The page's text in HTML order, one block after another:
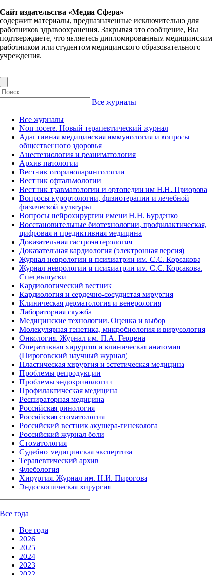
Сайт издательства «Медиа Сфера»
содержит материалы, предназначенные исключительно для
работников здравоохранения. Закрывая это сообщение, Вы
подтверждаете, что являетесь дипломированным медицинским
работником или студентом медицинского образовательного
учреждения.
Все журналы
Все журналы
Non nocere. Новый терапевтический журнал
Адаптивная медицинская иммунология и вопросы
общественного здоровья
Анестезиология и реаниматология
Архив патологии
Вестник оториноларингологии
Вестник офтальмологии
Вестник травматологии и ортопедии им Н.Н. Приорова
Вопросы курортологии, физиотерапии и лечебной
физической культуры
Вопросы нейрохирургии имени Н.Н. Бурденко
Восстановительные биотехнологии, профилактическая,
цифровая и предиктивная медицина
Доказательная гастроэнтерология
Доказательная кардиология (электронная версия)
Журнал неврологии и психиатрии им. С.С. Корсакова
Журнал неврологии и психиатрии им. С.С. Корсакова.
Спецвыпуски
Кардиологический вестник
Кардиология и сердечно-сосудистая хирургия
Клиническая дерматология и венерология
Лабораторная служба
Медицинские технологии. Оценка и выбор
Молекулярная генетика, микробиология и вирусология
Онкология. Журнал им. П.А. Герцена
Оперативная хирургия и клиническая анатомия
(Пироговский научный журнал)
Пластическая хирургия и эстетическая медицина
Проблемы репродукции
Проблемы эндокринологии
Профилактическая медицина
Респираторная медицина
Российская ринология
Российская стоматология
Российский вестник акушера-гинеколога
Российский журнал боли
Стоматология
Судебно-медицинская экспертиза
Терапевтический архив
Флебология
Хирургия. Журнал им. Н.И. Пирогова
Эндоскопическая хирургия
Все года
Все года
2026
2025
2024
2023